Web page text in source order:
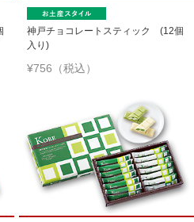
神戸チョコレートスティック (12個
入り)
¥756（税込）